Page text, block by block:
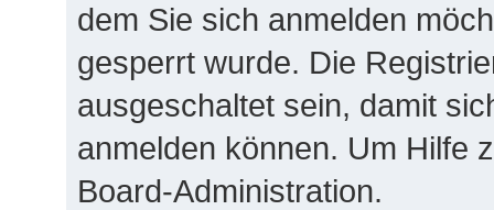
dem Sie sich anmelden
gesperrt wurde. Die
ausgeschaltet sein, damit
anmelden können. Um Hilfe
Board-Administration.